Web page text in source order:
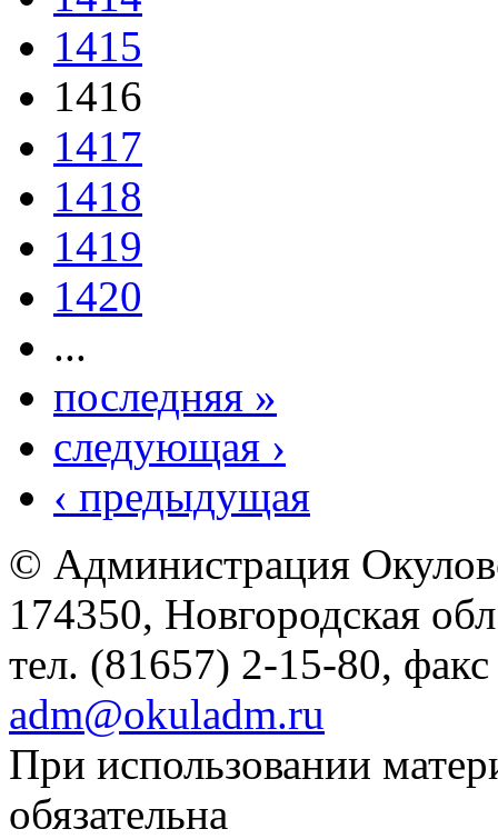
1415
1416
1417
1418
1419
1420
...
последняя »
следующая ›
‹ предыдущая
© Администрация
174350, Новгородская
тел. (81657) 2-15-80,
adm@okuladm.ru
При использовании
обязательна